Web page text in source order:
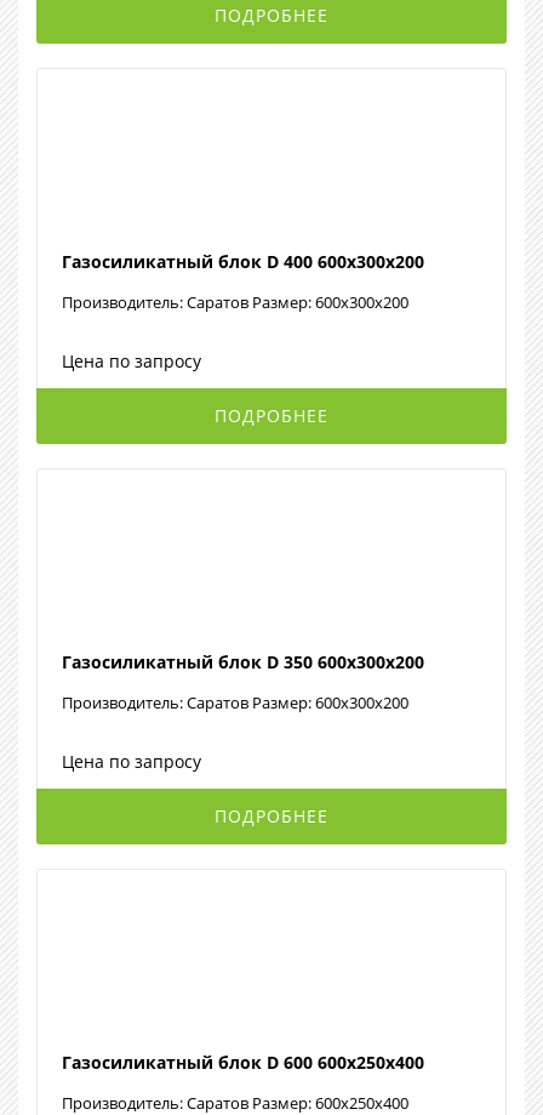
ПОДРОБНЕЕ
Газосиликатный блок D 400 600х300х200
Производитель: Саратов Размер: 600х300х200
Цена по запросу
ПОДРОБНЕЕ
Газосиликатный блок D 350 600х300х200
Производитель: Саратов Размер: 600х300х200
Цена по запросу
ПОДРОБНЕЕ
Газосиликатный блок D 600 600х250х400
Производитель: Саратов Размер: 600х250х400